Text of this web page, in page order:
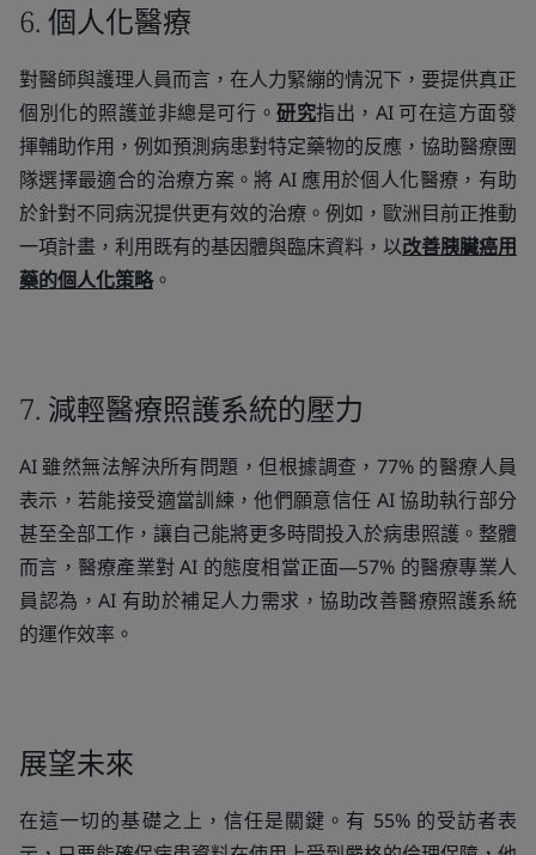
6. 個人化醫療
對醫師與護理人員而言，在人力緊繃的情況下，要提供真正
個別化的照護並非總是可行。研究指出，AI 可在這方面發
揮輔助作用，例如預測病患對特定藥物的反應，協助醫療團
隊選擇最適合的治療方案。將 AI 應用於個人化醫療，有助
於針對不同病況提供更有效的治療。例如，歐洲目前正推動
一項計畫，利用既有的基因體與臨床資料，以改善胰臟癌用
藥的個人化策略。
7. 減輕醫療照護系統的壓力
AI 雖然無法解決所有問題，但根據調查，77% 的醫療人員
表示，若能接受適當訓練，他們願意信任 AI 協助執行部分
甚至全部工作，讓自己能將更多時間投入於病患照護。整體
而言，醫療產業對 AI 的態度相當正面—57% 的醫療專業人
員認為，AI 有助於補足人力需求，協助改善醫療照護系統
的運作效率。
展望未來
在這一切的基礎之上，信任是關鍵。有 55% 的受訪者表